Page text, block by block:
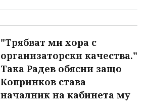
"Трябват ми хора с
организаторски качества."
Така Радев обясни защо
Копринков става
началник на кабинета му